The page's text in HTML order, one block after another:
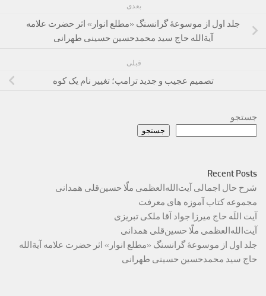
بعدی
جلد اول از موسوعۀ گرانسنگ «مطلع انوار» اثر حضرت علامه
آیة‌الله حاج سید محمدحسین حسینی طهرانی
قبلی
تصمیم عجیب و جدید ترامپ؛ تغییر نام یک کوه
جستجو
جستجو
Recent Posts
شرح حال اجمالی آیت‌الله‌العظمی ملّا حسین‌قلی همدانی
مجموعه کتاب آموزه های معرفت
آیت اللَه حاج میرزا جواد آقا ملکی تبریزی
آیت‌الله‌العظمی ملّا حسین‌قلی همدانی
جلد اول از موسوعۀ گرانسنگ «مطلع انوار» اثر حضرت علامه آیة‌الله
حاج سید محمدحسین حسینی طهرانی